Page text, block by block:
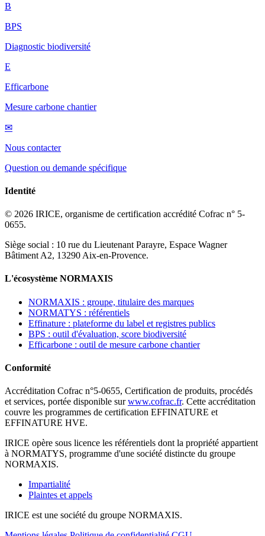
B
BPS
Diagnostic biodiversité
E
Efficarbone
Mesure carbone chantier
✉
Nous contacter
Question ou demande spécifique
Identité
© 2026 IRICE, organisme de certification accrédité Cofrac n° 5-
0655.
Siège social : 10 rue du Lieutenant Parayre, Espace Wagner
Bâtiment A2, 13290 Aix-en-Provence.
L'écosystème NORMAXIS
NORMAXIS : groupe, titulaire des marques
NORMATYS : référentiels
Effinature : plateforme du label et registres publics
BPS : outil d'évaluation, score biodiversité
Efficarbone : outil de mesure carbone chantier
Conformité
Accréditation Cofrac n°5-0655, Certification de produits, procédés
et services, portée disponible surwww.cofrac.fr. Cette accréditation
couvre les programmes de certification EFFINATURE et
EFFINATURE HVE.
IRICE opère sous licence les référentiels dont la propriété appartient
à NORMATYS, programme d'une société distincte du groupe
NORMAXIS.
Impartialité
Plaintes et appels
IRICE est une société du groupe NORMAXIS.